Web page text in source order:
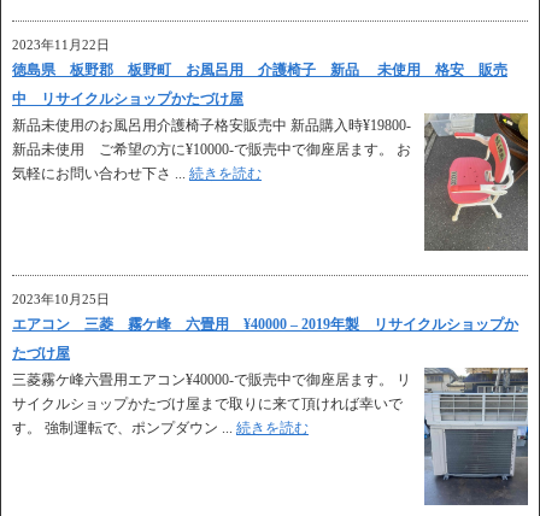
2023年11月22日
徳島県 板野郡 板野町 お風呂用 介護椅子 新品 未使用 格安 販売
中 リサイクルショップかたづけ屋
新品未使用のお風呂用介護椅子格安販売中 新品購入時¥19800-
新品未使用 ご希望の方に¥10000-で販売中で御座居ます。 お
気軽にお問い合わせ下さ ... 続きを読む
2023年10月25日
エアコン 三菱 霧ケ峰 六畳用 ¥40000 – 2019年製 リサイクルショップか
たづけ屋
三菱霧ケ峰六畳用エアコン¥40000-で販売中で御座居ます。 リ
サイクルショップかたづけ屋まで取りに来て頂ければ幸いで
す。 強制運転で、ポンプダウン ... 続きを読む